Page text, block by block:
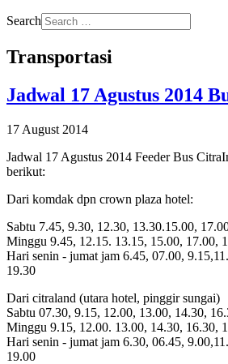
Search
Transportasi
Jadwal 17 Agustus 2014
17 August 2014
Jadwal 17 Agustus 2014 Feeder Bus
berikut:
Dari komdak dpn crown plaza hotel:
Sabtu 7.45, 9.30, 12.30, 13.30.15.00,
Minggu 9.45, 12.15. 13.15, 15.00, 17.00,
Hari senin - jumat jam 6.45, 07.00,
19.30
Dari citraland (utara hotel, pinggir sungai)
Sabtu 07.30, 9.15, 12.00, 13.00, 14.30,
Minggu 9.15, 12.00. 13.00, 14.30, 16.30,
Hari senin - jumat jam 6.30, 06.45,
19.00